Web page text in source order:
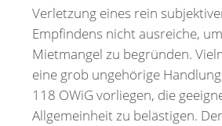
Verletzung eines rein
Empfindens nicht ausreiche,
Mietmangel zu begründen.
eine grob ungehörige
118 OWiG vorliegen, die
Allgemeinheit zu belästigen.